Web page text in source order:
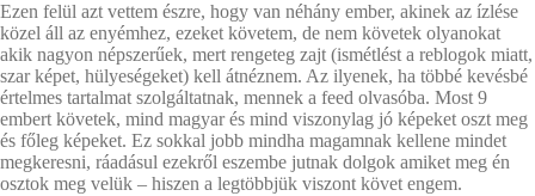
Ezen felül azt vettem észre, hogy van néhány ember, akinek az ízlése
közel áll az enyémhez, ezeket követem, de nem követek olyanokat
akik nagyon népszerűek, mert rengeteg zajt (ismétlést a reblogok miatt,
szar képet, hülyeségeket) kell átnéznem. Az ilyenek, ha többé kevésbé
értelmes tartalmat szolgáltatnak, mennek a feed olvasóba. Most 9
embert követek, mind magyar és mind viszonylag jó képeket oszt meg
és főleg képeket. Ez sokkal jobb mindha magamnak kellene mindet
megkeresni, ráadásul ezekről eszembe jutnak dolgok amiket meg én
osztok meg velük – hiszen a legtöbbjük viszont követ engem.